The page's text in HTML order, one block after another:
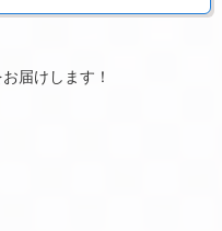
届けします！